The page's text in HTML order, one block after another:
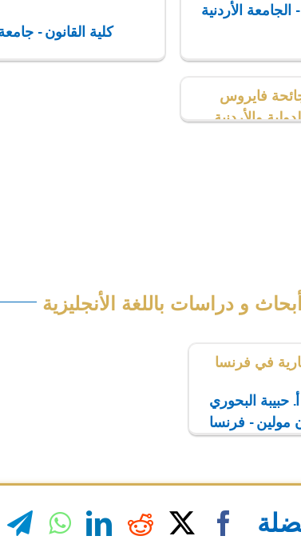
الأردنية
كلية القانون -
فايروس
والأردنية
أبحاث و دراسات باللغة الأنجليزية
في فرنسا
أ. حبيبة البحوري
Facebook
X
Reddit
LinkedIn